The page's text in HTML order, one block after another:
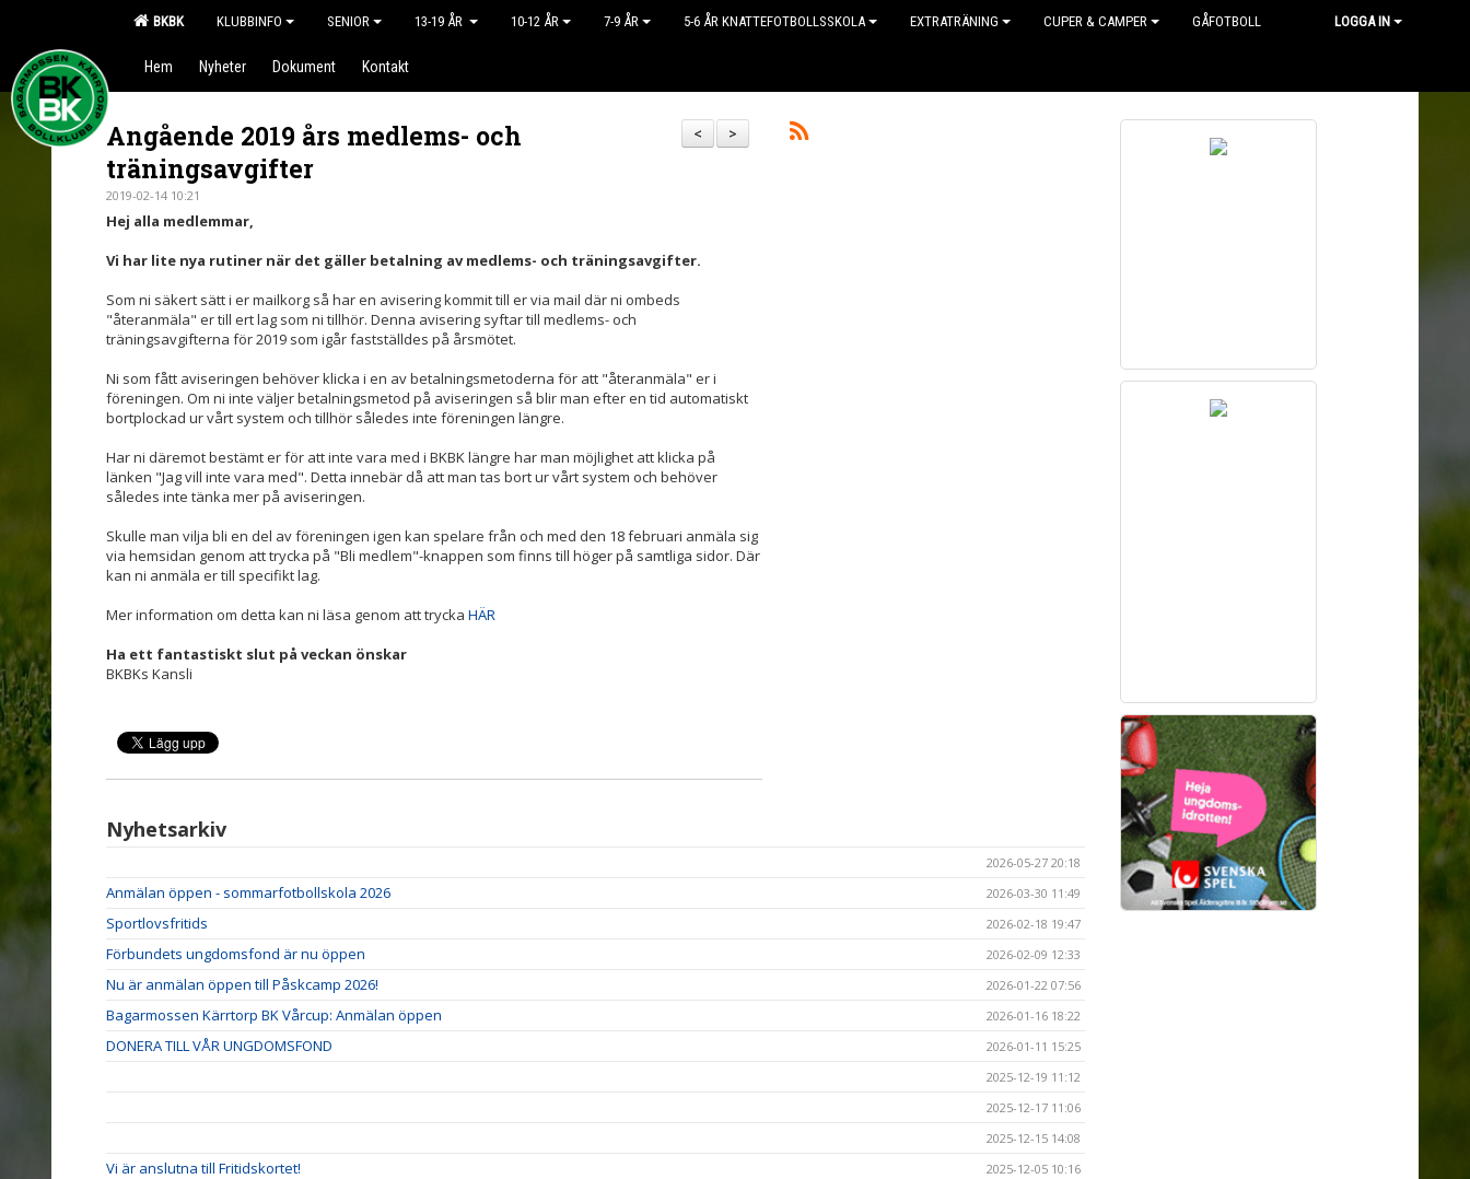
BKBK KLUBBINFO SENIOR 13-19 ÅR 10-12 ÅR 7-9 ÅR 5-6 ÅR KNATTEFOTBOLLSSKOLA EXTRATRÄNING CUPER & CAMPER GÅFOTBOLL LOGGA IN
Hem Nyheter Dokument Kontakt
>
<
Angående 2019 års medlems- och
träningsavgifter
2019-02-14 10:21
Hej alla medlemmar,
Vi har lite nya rutiner när det gäller betalning av medlems- och träningsavgifter.
Som ni säkert sätt i er mailkorg så har en avisering kommit till er via mail där ni ombeds
"återanmäla" er till ert lag som ni tillhör. Denna avisering syftar till medlems- och
träningsavgifterna för 2019 som igår fastställdes på årsmötet.
Ni som fått aviseringen behöver klicka i en av betalningsmetoderna för att "återanmäla" er i
föreningen. Om ni inte väljer betalningsmetod på aviseringen så blir man efter en tid automatiskt
bortplockad ur vårt system och tillhör således inte föreningen längre.
Har ni däremot bestämt er för att inte vara med i BKBK längre har man möjlighet att klicka på
länken "Jag vill inte vara med". Detta innebär då att man tas bort ur vårt system och behöver
således inte tänka mer på aviseringen.
Skulle man vilja bli en del av föreningen igen kan spelare från och med den 18 februari anmäla sig
via hemsidan genom att trycka på "Bli medlem"-knappen som finns till höger på samtliga sidor. Där
kan ni anmäla er till specifikt lag.
Mer information om detta kan ni läsa genom att trycka HÄR
Ha ett fantastiskt slut på veckan önskar
BKBKs Kansli
Nyhetsarkiv
2026-05-27 20:18
Anmälan öppen - sommarfotbollskola 2026 2026-03-30 11:49
Sportlovsfritids 2026-02-18 19:47
Förbundets ungdomsfond är nu öppen 2026-02-09 12:33
Nu är anmälan öppen till Påskcamp 2026! 2026-01-22 07:56
Bagarmossen Kärrtorp BK Vårcup: Anmälan öppen 2026-01-16 18:22
DONERA TILL VÅR UNGDOMSFOND
2026-01-11 15:25
2025-12-19 11:12
2025-12-17 11:06
2025-12-15 14:08
Vi är anslutna till Fritidskortet! 2025-12-05 10:16